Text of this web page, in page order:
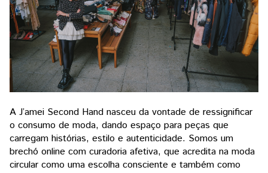
A J’amei Second Hand nasceu da vontade de ressignificar
o consumo de moda, dando espaço para peças que
carregam histórias, estilo e autenticidade. Somos um
brechó online com curadoria afetiva, que acredita na moda
circular como uma escolha consciente e também como